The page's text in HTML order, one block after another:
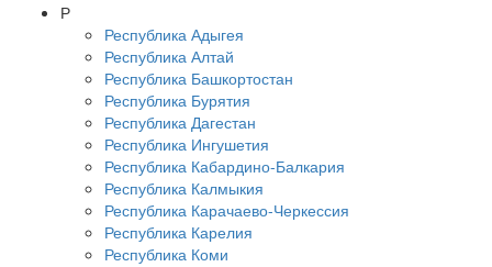
Р
Республика Адыгея
Республика Алтай
Республика Башкортостан
Республика Бурятия
Республика Дагестан
Республика Ингушетия
Республика Кабардино-Балкария
Республика Калмыкия
Республика Карачаево-Черкессия
Республика Карелия
Республика Коми